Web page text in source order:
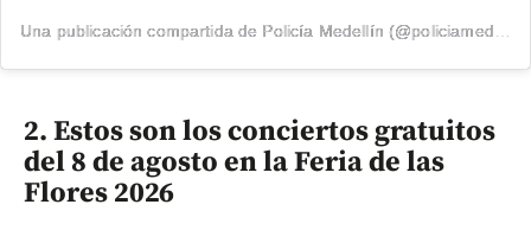
2. Estos son los conciertos gratuitos
del 8 de agosto en la Feria de las
Flores 2026